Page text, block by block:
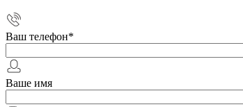
Ваш телефон*
Ваше имя